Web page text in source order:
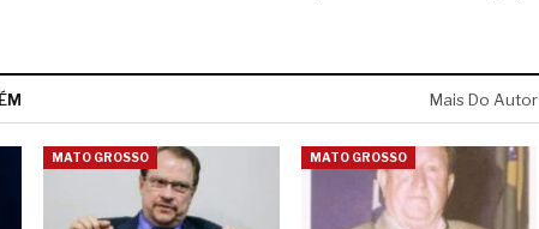
Mais Do Autor
MATO GROSSO MATO GROSSO